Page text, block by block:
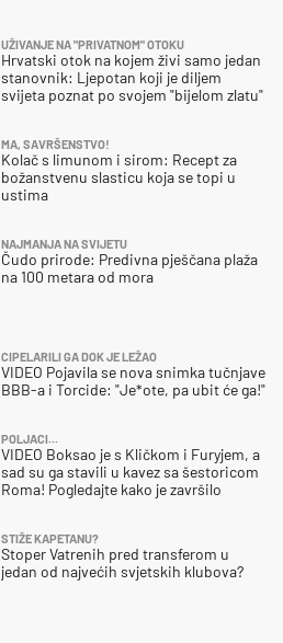
CIPELARILI GA DOK JE LEŽAO
VIDEO Pojavila se nova snimka tučnjave
BBB-a i Torcide: "Je*ote, pa ubit će ga!"
POLJACI...
VIDEO Boksao je s Kličkom i Furyjem, a
sad su ga stavili u kavez sa šestoricom
Roma! Pogledajte kako je završilo
STIŽE KAPETANU?
Stoper Vatrenih pred transferom u
jedan od najvećih svjetskih klubova?
UŽIVANJE NA "PRIVATNOM" OTOKU
Hrvatski otok na kojem živi samo jedan
stanovnik: Ljepotan koji je diljem
svijeta poznat po svojem "bijelom zlatu"
MA, SAVRŠENSTVO!
Kolač s limunom i sirom: Recept za
božanstvenu slasticu koja se topi u
ustima
NAJMANJA NA SVIJETU
Čudo prirode: Predivna pješčana plaža
na 100 metara od mora